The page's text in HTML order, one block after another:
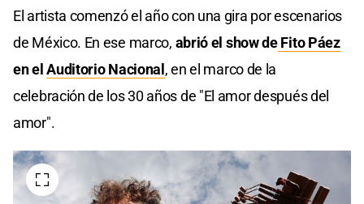
El artista comenzó el año con una gira por escenarios
de México. En ese marco, abrió el show deFito Páez
en elAuditorio Nacional, en el marco de la
celebración de los 30 años de "El amor después del
amor".